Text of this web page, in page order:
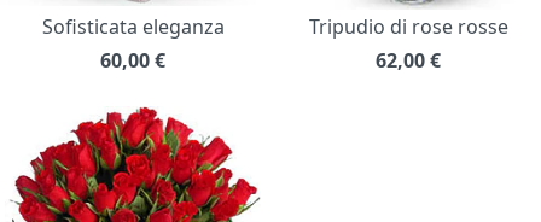
Sofisticata eleganza
60,00€
Tripudio di rose rosse
62,00€